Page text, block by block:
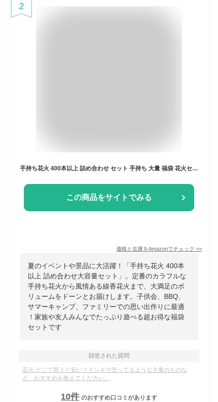
2
この商品をサイトでみる
価格と在庫をAmazonでチェック >>
夏のイベントや景品に大活躍！「手持ち花火 400本
以上 詰め合わせ大容量セット」。定番のカラフルな
手持ち花火から風情ある線香花火まで、大満足のボ
リュームをドーンとお届けします。子供会、BBQ、
サマーキャンプ、ファミリーでの思い出作りに最適
！家族や友人みんなでたっぷり遊べる超お得な福袋
セットです
回答された質問
花火 どこで買うと安い？ドンキで売ってるような大量のものな
ど、おすすめを教えてください。
10件 のおすすめ口コミがあります